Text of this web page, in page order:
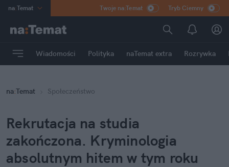
na:Temat
Poland
mama
Rozrywka
Twoje na:Temat Tryb Ciemny
Wiadomości Polityka naTemat extra Rozrywka
na:Temat Społeczeństwo
Rekrutacja na studia
zakończona. Kryminologia
absolutnym hitem w tym roku